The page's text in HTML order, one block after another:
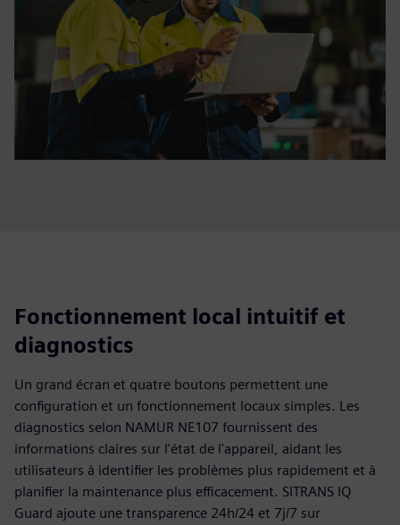
Fonctionnement local intuitif et
diagnostics
Un grand écran et quatre boutons permettent une
configuration et un fonctionnement locaux simples. Les
diagnostics selon NAMUR NE107 fournissent des
informations claires sur l'état de l'appareil, aidant les
utilisateurs à identifier les problèmes plus rapidement et à
planifier la maintenance plus efficacement. SITRANS IQ
Guard ajoute une transparence 24h/24 et 7j/7 sur